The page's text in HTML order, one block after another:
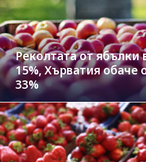
Реколтата от ябълки
15%, Хърватия обаче
33%